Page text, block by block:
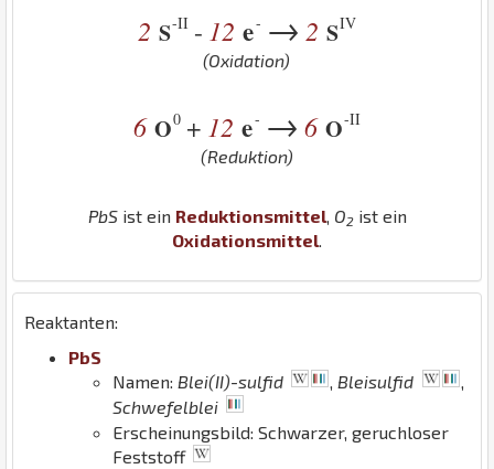
2 S-II - 12 e- → 2 SIV
(Oxidation)
6 O0 + 12 e- → 6 O-II
(Reduktion)
PbSist ein Reduktionsmittel O2ist ein
Oxidationsmittel
Reaktanten:
PbS
Namen: Blei(II)-sulfid Bleisulfid
Schwefelblei
Erscheinungsbild: Schwarzer, geruchloser
Feststoff